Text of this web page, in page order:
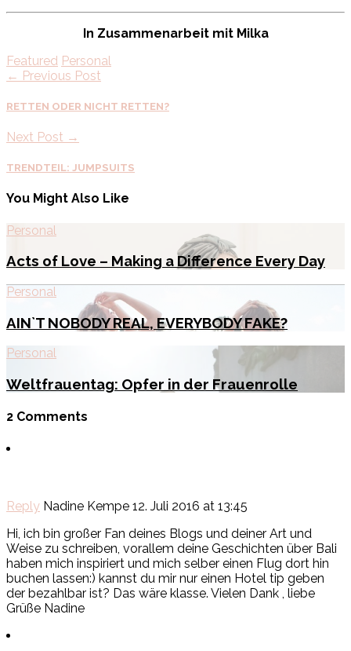
In Zusammenarbeit mit Milka
Featured Personal
← Previous Post
RETTEN ODER NICHT RETTEN?
Next Post →
TRENDTEIL: JUMPSUITS
You Might Also Like
Personal
Acts of Love – Making a Difference Every Day
Personal
AIN`T NOBODY REAL, EVERYBODY FAKE?
Personal
Weltfrauentag: Opfer in der Frauenrolle
2 Comments
Reply Nadine Kempe 12. Juli 2016 at 13:45
Hi, ich bin großer Fan deines Blogs und deiner Art und
Weise zu schreiben, vorallem deine Geschichten über Bali
haben mich inspiriert und mich selber einen Flug dort hin
buchen lassen:) kannst du mir nur einen Hotel tip geben
der bezahlbar ist? Das wäre klasse. Vielen Dank , liebe
Grüße Nadine